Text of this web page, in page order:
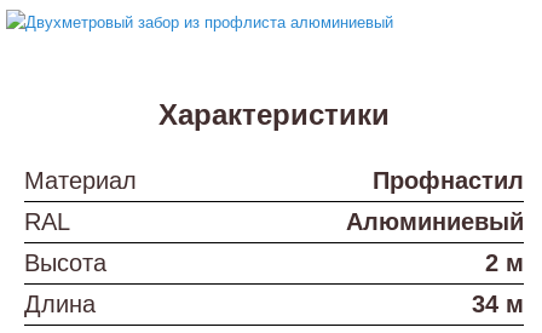
Характеристики
Материал
Профнастил
RAL
Алюминиевый
Высота
2 м
Длина
34 м